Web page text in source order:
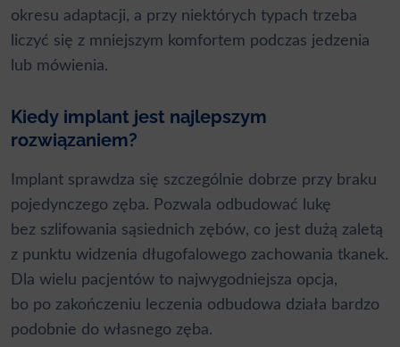
okresu adaptacji, a przy niektórych typach trzeba
liczyć się z mniejszym komfortem podczas jedzenia
lub mówienia.
Kiedy implant jest najlepszym
rozwiązaniem?
Implant sprawdza się szczególnie dobrze przy braku
pojedynczego zęba. Pozwala odbudować lukę
bez szlifowania sąsiednich zębów, co jest dużą zaletą
z punktu widzenia długofalowego zachowania tkanek.
Dla wielu pacjentów to najwygodniejsza opcja,
bo po zakończeniu leczenia odbudowa działa bardzo
podobnie do własnego zęba.